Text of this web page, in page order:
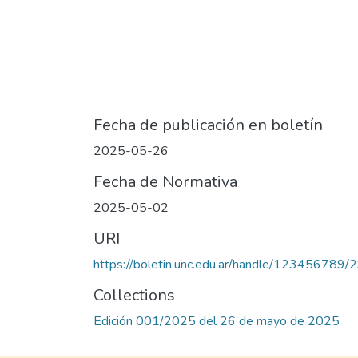
Fecha de publicación en boletín
2025-05-26
Fecha de Normativa
2025-05-02
URI
https://boletin.unc.edu.ar/handle/123456789/
Collections
Edición 001/2025 del 26 de mayo de 2025